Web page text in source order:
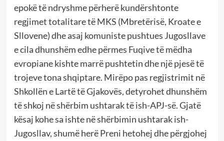
epokë të ndryshme përherë kundërshtonte
regjimet totalitare të MKS (Mbretërisë, Kroate e
Sllovene) dhe asaj komuniste pushtues Jugosllave
e cila dhunshëm edhe përmes Fuqive të mëdha
evropiane kishte marrë pushtetin dhe një pjesë të
trojeve tona shqiptare. Mirëpo pas regjistrimit në
Shkollën e Lartë të Gjakovës, detyrohet dhunshëm
të shkoj në shërbim ushtarak të ish-APJ-së. Gjatë
kësaj kohe sa ishte në shërbimin ushtarak ish-
Jugosllav, shumë herë Preni hetohej dhe përgjohej